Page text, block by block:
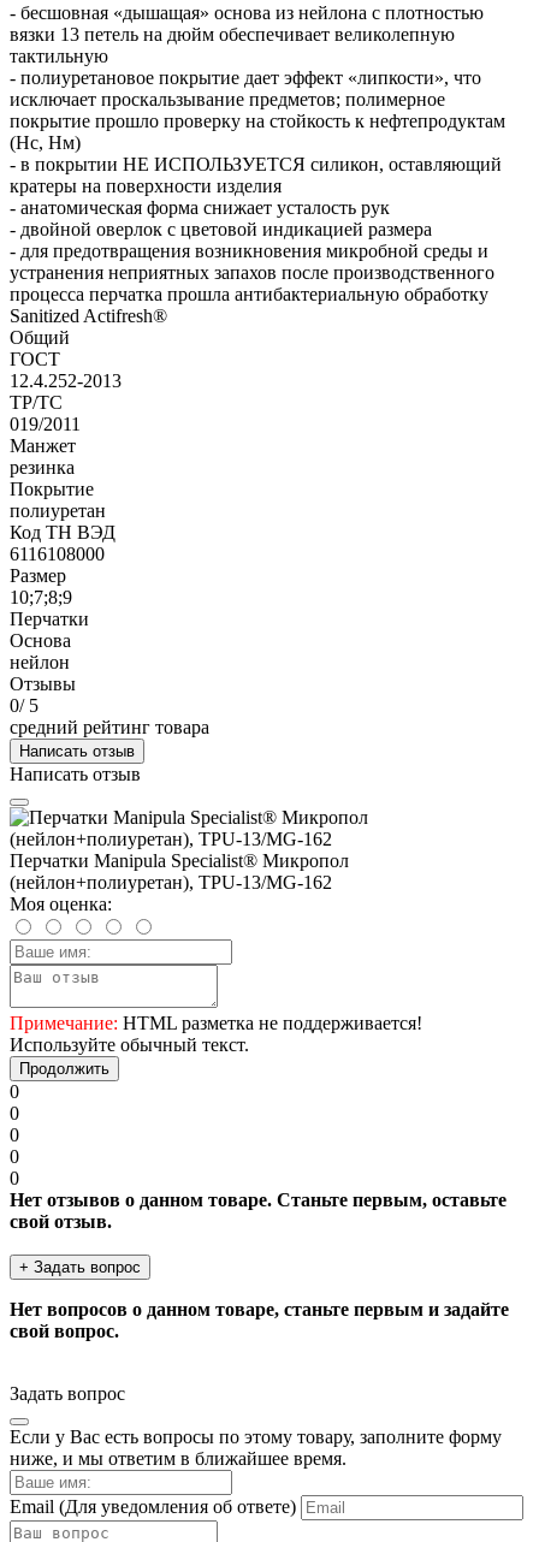
- бесшовная «дышащая» основа из нейлона с плотностью
вязки 13 петель на дюйм обеспечивает великолепную
тактильную
- полиуретановое покрытие дает эффект «липкости», что
исключает проскальзывание предметов; полимерное
покрытие прошло проверку на стойкость к нефтепродуктам
(Нс, Нм)
- в покрытии НЕ ИСПОЛЬЗУЕТСЯ силикон, оставляющий
кратеры на поверхности изделия
- анатомическая форма снижает усталость рук
- двойной оверлок с цветовой индикацией размера
- для предотвращения возникновения микробной среды и
устранения неприятных запахов после производственного
процесса перчатка прошла антибактериальную обработку
Sanitized Actifresh®
Общий
ГОСТ
12.4.252-2013
ТР/ТС
019/2011
Манжет
резинка
Покрытие
полиуретан
Код ТН ВЭД
6116108000
Размер
10;7;8;9
Перчатки
Основа
нейлон
Отзывы
0/ 5
средний рейтинг товара
Написать отзыв
Написать отзыв
Перчатки Manipula Specialist® Микропол
(нейлон+полиуретан), TPU-13/MG-162
Моя оценка:
Примечание: HTML разметка не поддерживается!
Используйте обычный текст.
Продолжить
0
0
0
0
0
Нет отзывов о данном товаре. Станьте первым, оставьте
свой отзыв.
+ Задать вопрос
Нет вопросов о данном товаре, станьте первым и задайте
свой вопрос.
Задать вопрос
Если у Вас есть вопросы по этому товару, заполните форму
ниже, и мы ответим в ближайшее время.
Email (Для уведомления об ответе)